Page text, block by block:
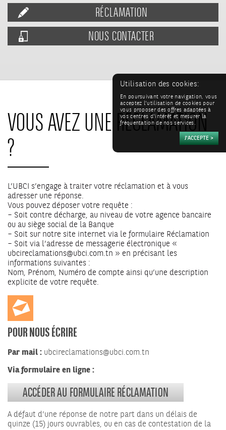
RÉCLAMATION
NOUS CONTACTER
VOUS AVEZ UNE RÉCLAMATION
?
L’UBCI s’engage à traiter votre réclamation et à vous
adresser une réponse.
Vous pouvez déposer votre requête :
– Soit contre décharge, au niveau de votre agence bancaire
ou au siège social de la Banque
– Soit sur notre site internet via le formulaire Réclamation
– Soit via l’adresse de messagerie électronique «
ubcireclamations@ubci.com.tn » en précisant les
informations suivantes :
Nom, Prénom, Numéro de compte ainsi qu’une description
explicite de votre requête.
POUR NOUS ÉCRIRE
Par mail : ubcireclamations@ubci.com.tn
Via formulaire en ligne :
ACCÉDER AU FORMULAIRE RÉCLAMATION
A défaut d’une réponse de notre part dans un délais de
quinze (15) jours ouvrables, ou en cas de contestation de la
Utilisation des cookies:
En poursuivant votre navigation, vous
acceptez l'utilisation de cookies pour
vous proposer des offres adaptées à
vos centres d'intérêt et mesurer la
fréquentation de nos services.